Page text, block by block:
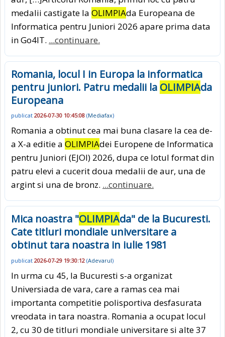
medalii castigate la OLIMPIAda Europeana de
Informatica pentru Juniori 2026 apare prima data
in Go4IT. ...continuare.
Romania, locul I in Europa la informatica
pentru juniori. Patru medalii la OLIMPIAda
Europeana
publicat 2026-07-30 10:45:08 (Mediafax)
Romania a obtinut cea mai buna clasare la cea de-
a X-a editie a OLIMPIAdei Europene de Informatica
pentru Juniori (EJOI) 2026, dupa ce lotul format din
patru elevi a cucerit doua medalii de aur, una de
argint si una de bronz. ...continuare.
Mica noastra "OLIMPIAda" de la Bucuresti.
Cate titluri mondiale universitare a
obtinut tara noastra in iulie 1981
publicat 2026-07-29 19:30:12 (Adevarul)
In urma cu 45, la Bucuresti s-a organizat
Universiada de vara, care a ramas cea mai
importanta competitie polisportiva desfasurata
vreodata in tara noastra. Romania a ocupat locul
2, cu 30 de titluri mondiale universitare si alte 37